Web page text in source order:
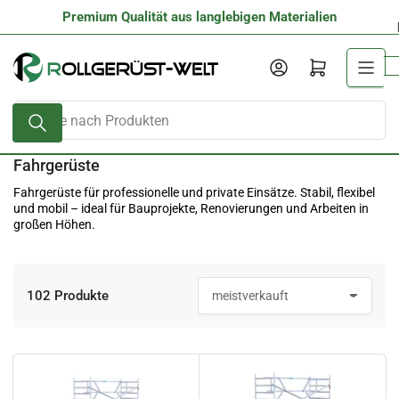
Inhalt
springen
Premium Qualität aus langlebigen Materialien
Suche
nach
Produkten
AnmeldenMini-Warenkorb öffnen
Fahrgerüste
Fahrgerüste für professionelle und private Einsätze. Stabil, flexibel
und mobil – ideal für Bauprojekte, Renovierungen und Arbeiten in
großen Höhen.
o
t
102 Produkte